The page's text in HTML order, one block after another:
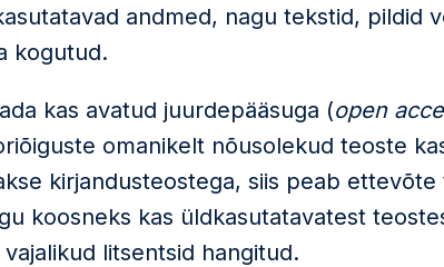
andmed, nagu tekstid, pildid
kogutud.
kas avatud juurdepääsuga (open
omanikelt nõusolekud teoste
kirjandusteostega, siis peab
koosneks kas üldkasutatavatest
litsentsid hangitud.